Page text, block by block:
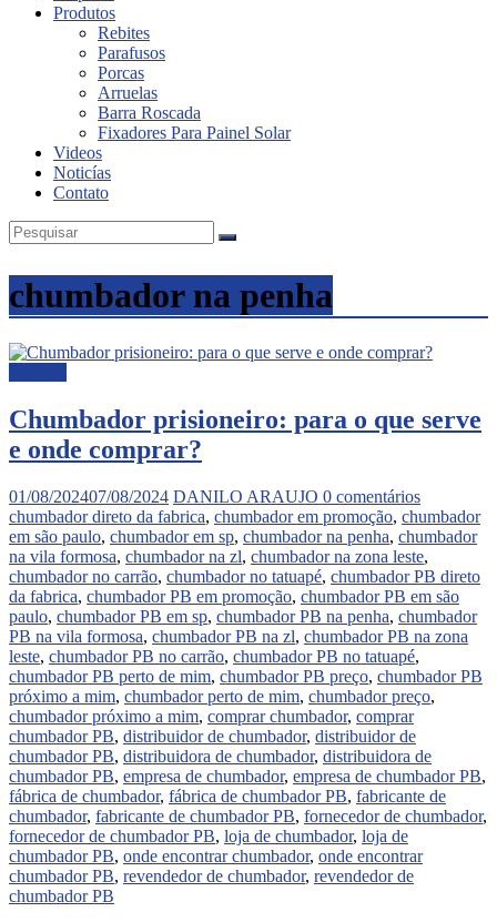
FixadoresProdutos
Rebites
Parafusos
Porcas
Arruelas
Barra Roscada
Fixadores Para Painel Solar
Videos
Noticías
Contato
chumbador na penha
Chumbador prisioneiro: para o que serve
e onde comprar?
01/08/202407/08/2024 DANILO ARAUJO 0 comentários
chumbador direto da fabrica, chumbador em promoção, chumbador
em são paulo, chumbador em sp, chumbador na penha, chumbador
na vila formosa, chumbador na zl, chumbador na zona leste,
chumbador no carrão, chumbador no tatuapé, chumbador PB direto
da fabrica, chumbador PB em promoção, chumbador PB em são
paulo, chumbador PB em sp, chumbador PB na penha, chumbador
PB na vila formosa, chumbador PB na zl, chumbador PB na zona
leste, chumbador PB no carrão, chumbador PB no tatuapé,
chumbador PB perto de mim, chumbador PB preço, chumbador PB
próximo a mim, chumbador perto de mim, chumbador preço,
chumbador próximo a mim, comprar chumbador, comprar
chumbador PB, distribuidor de chumbador, distribuidor de
chumbador PB, distribuidora de chumbador, distribuidora de
chumbador PB, empresa de chumbador, empresa de chumbador PB,
fábrica de chumbador, fábrica de chumbador PB, fabricante de
chumbador, fabricante de chumbador PB, fornecedor de chumbador,
fornecedor de chumbador PB, loja de chumbador, loja de
chumbador PB, onde encontrar chumbador, onde encontrar
chumbador PB, revendedor de chumbador, revendedor de
chumbador PB